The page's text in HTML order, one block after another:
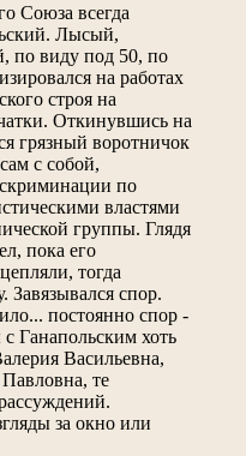
Союза всегда
Лысый,
по виду под 50, по
на работах
строя на
Откинувшись на
грязный воротничок
с собой,
по
властями
группы. Глядя
пока его
тогда
Завязывался спор.
постоянно спор -
Ганапольским хоть
Васильевна,
те
за окно или